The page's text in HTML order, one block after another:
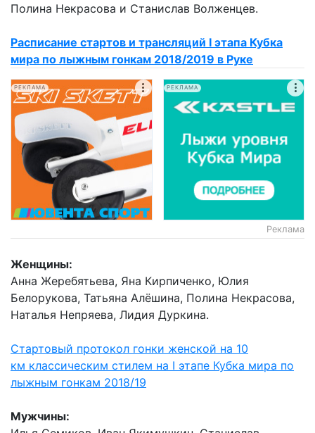
Полина Некрасова и Станислав Волженцев.
Расписание стартов и трансляций I этапа Кубка
мира по лыжным гонкам 2018/2019 в Руке
РЕКЛАМА РЕКЛАМА
Реклама
Женщины:
Анна Жеребятьева, Яна Кирпиченко, Юлия
Белорукова, Татьяна Алёшина, Полина Некрасова,
Наталья Непряева, Лидия Дуркина.
Стартовый протокол гонки женской на 10
км классическим стилем на I этапе Кубка мира по
лыжным гонкам 2018/19
Мужчины: